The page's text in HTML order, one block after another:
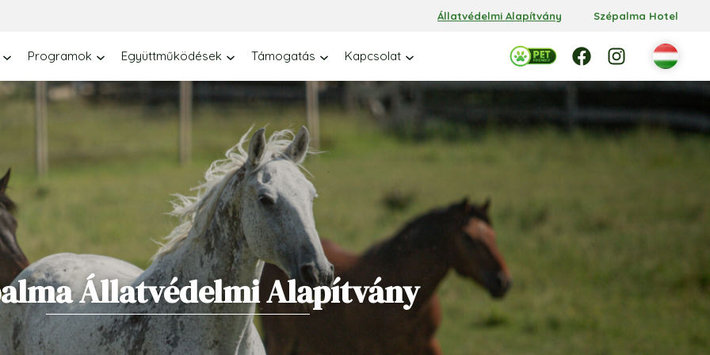
Szépalma Hotel
Állatvédelmi Alapítvány
Programok Együttműködések Támogatás Kapcsolat
Facebook FacebookInstagram
Állatvédelmi Alapítvány